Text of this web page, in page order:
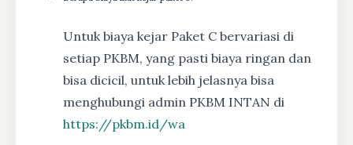
Untuk biaya kejar Paket C bervariasi di
setiap PKBM, yang pasti biaya ringan dan
bisa dicicil, untuk lebih jelasnya bisa
menghubungi admin PKBM INTAN di
https://pkbm.id/wa